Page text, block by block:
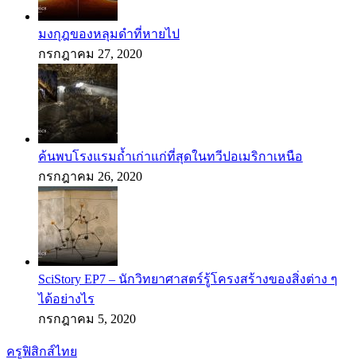
มงกุฎของหลุมดำที่หายไป
กรกฎาคม 27, 2020
ค้นพบโรงแรมถ้ำเก่าแก่ที่สุดในทวีปอเมริกาเหนือ
กรกฎาคม 26, 2020
SciStory EP7 – นักวิทยาศาสตร์รู้โครงสร้างของสิ่งต่าง ๆ
ได้อย่างไร
กรกฎาคม 5, 2020
ครูฟิสิกส์ไทย